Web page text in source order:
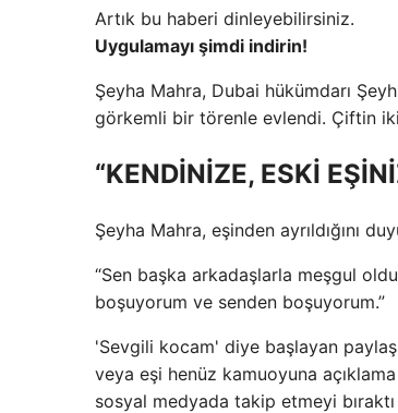
Artık bu haberi dinleyebilirsiniz.
Uygulamayı şimdi indirin!
Şeyha Mahra, Dubai hükümdarı
görkemli bir törenle evlendi. Çiftin
“KENDİNİZE, ESKİ
Şeyha Mahra, eşinden ayrıldığını
“Sen başka arkadaşlarla meşgul
boşuyorum ve senden boşuyorum.”
'Sevgili kocam' diye başlayan
veya eşi henüz kamuoyuna
sosyal medyada takip etmeyi